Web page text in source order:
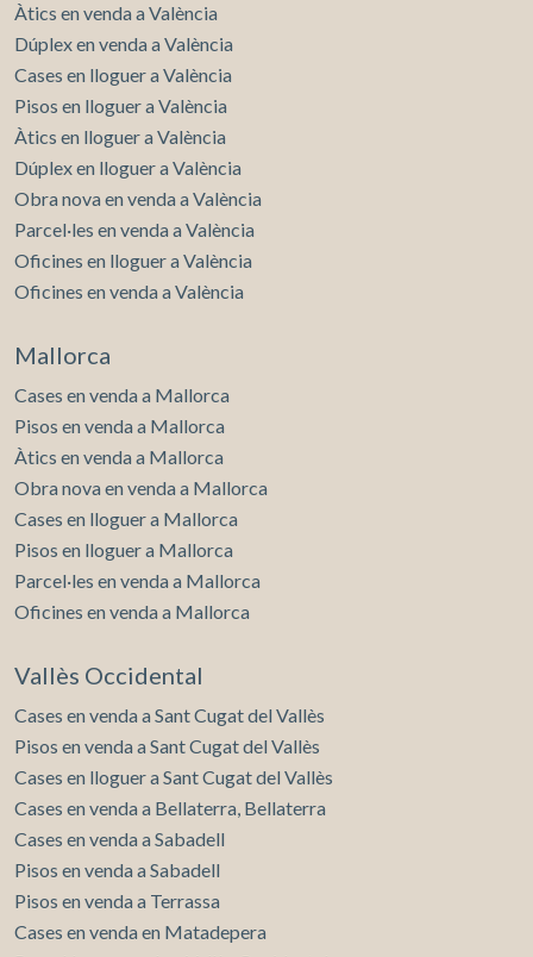
Àtics en venda a València
Dúplex en venda a València
Cases en lloguer a València
Pisos en lloguer a València
Àtics en lloguer a València
Dúplex en lloguer a València
Obra nova en venda a València
Parcel·les en venda a València
Oficines en lloguer a València
Oficines en venda a València
Mallorca
Cases en venda a Mallorca
Pisos en venda a Mallorca
Àtics en venda a Mallorca
Obra nova en venda a Mallorca
Cases en lloguer a Mallorca
Pisos en lloguer a Mallorca
Parcel·les en venda a Mallorca
Oficines en venda a Mallorca
Vallès Occidental
Cases en venda a Sant Cugat del Vallès
Pisos en venda a Sant Cugat del Vallès
Cases en lloguer a Sant Cugat del Vallès
Cases en venda a Bellaterra, Bellaterra
Cases en venda a Sabadell
Pisos en venda a Sabadell
Pisos en venda a Terrassa
Cases en venda en Matadepera